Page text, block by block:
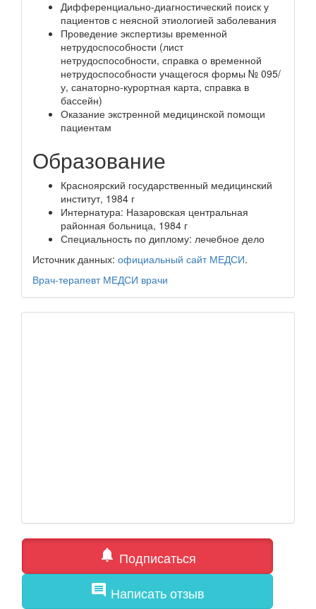
Дифференциально-диагностический поиск у
пациентов с неясной этиологией заболевания
Проведение экспертизы временной
нетрудоспособности (лист
нетрудоспособности, справка о временной
нетрудоспособности учащегося формы № 095/
у, санаторно-курортная карта, справка в
бассейн)
Оказание экстренной медицинской помощи
пациентам
Образование
Красноярский государственный медицинский
институт, 1984 г
Интернатура: Назаровская центральная
районная больница, 1984 г
Специальность по диплому: лечебное дело
Источник данных: официальный сайт МЕДСИ.
Врач-терапевт МЕДСИ врачи
notifications Подписаться
comment Написать отзыв